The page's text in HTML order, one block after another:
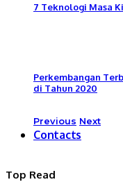
7 Teknologi Masa
Perkembangan
di Tahun 2020
Previous Next
Contacts
Top Read